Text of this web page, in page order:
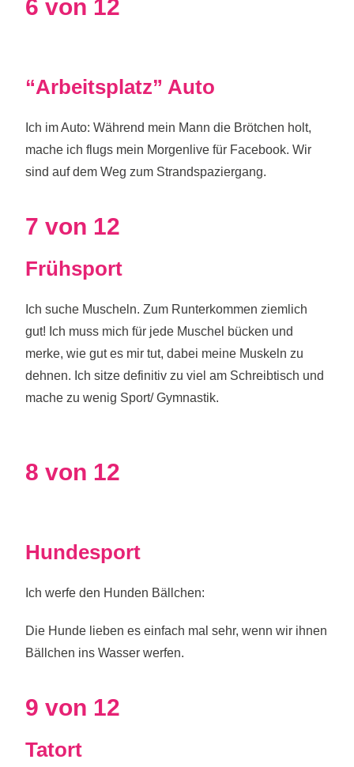
6 von 12
“Arbeitsplatz” Auto
Ich im Auto: Während mein Mann die Brötchen holt,
mache ich flugs mein Morgenlive für Facebook. Wir
sind auf dem Weg zum Strandspaziergang.
7 von 12
Frühsport
Ich suche Muscheln. Zum Runterkommen ziemlich
gut! Ich muss mich für jede Muschel bücken und
merke, wie gut es mir tut, dabei meine Muskeln zu
dehnen. Ich sitze definitiv zu viel am Schreibtisch und
mache zu wenig Sport/ Gymnastik.
8 von 12
Hundesport
Ich werfe den Hunden Bällchen:
Die Hunde lieben es einfach mal sehr, wenn wir ihnen
Bällchen ins Wasser werfen.
9 von 12
Tatort